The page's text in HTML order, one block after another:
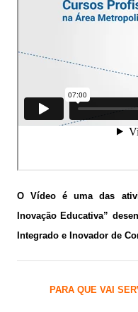
O Vídeo é uma das
Inovação Educativa”
Integrado e Inovador de
PARA QUE VAI